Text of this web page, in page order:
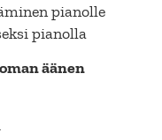
pianolle
pianolla
äänen